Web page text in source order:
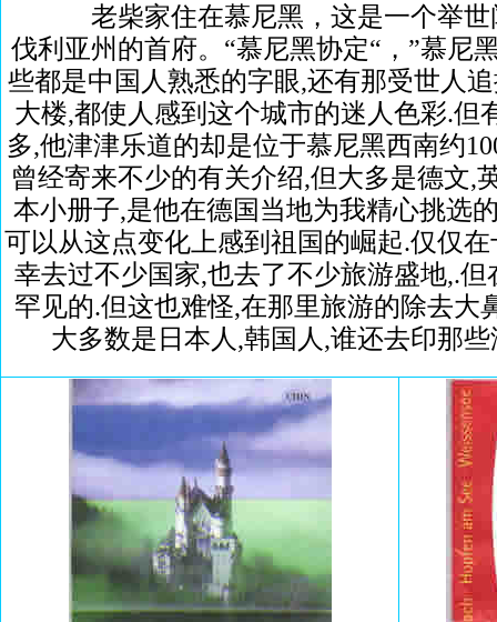
老柴家住在慕尼黑，这是一个举世
伐利亚州的首府。“慕尼黑协定“，”慕尼
些都是中国人熟悉的字眼,还有那受世人
大楼,都使人感到这个城市的迷人色彩.但
多,他津津乐道的却是位于慕尼黑西南约
曾经寄来不少的有关介绍,但大多是德文,
本小册子,是他在德国当地为我精心挑选
可以从这点变化上感到祖国的崛起.仅仅
幸去过不少国家,也去了不少旅游盛地,.
罕见的.但这也难怪,在那里旅游的除去大
大多数是日本人,韩国人,谁还去印那